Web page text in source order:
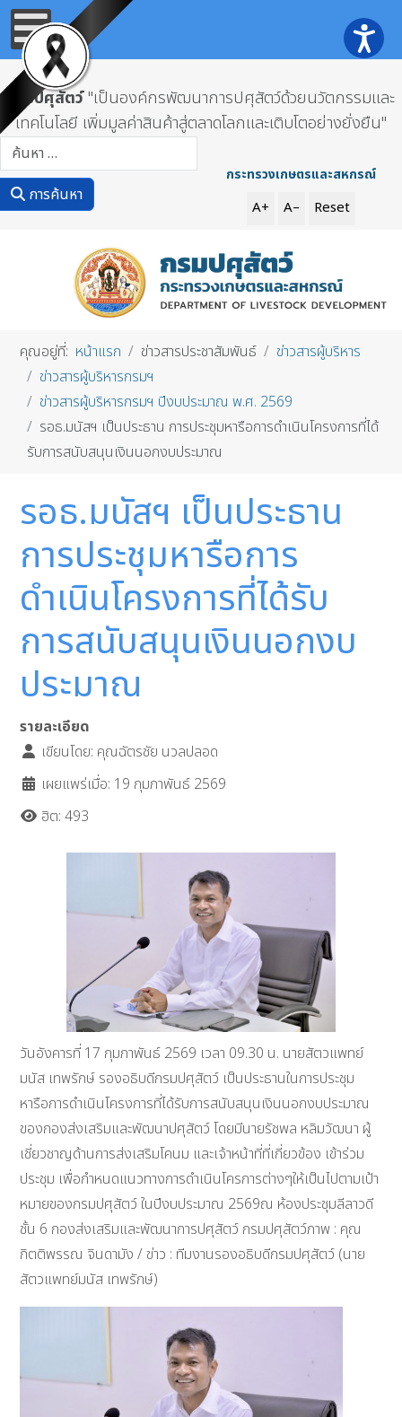
กรมปศุสัตว์"เป็นองค์กรพัฒนาการปศุสัตว์ด้วยนวัตกรรมและ
เทคโนโลยี เพิ่มมูลค่าสินค้าสู่ตลาดโลกและเติบโตอย่างยั่งยืน"
การค้นหา
กระทรวงเกษตรและสหกรณ์
A+ A– Reset
คุณอยู่ที่: หน้าแรก ข่าวสารประชาสัมพันธ์
ข่าวสารผู้บริหาร
ข่าวสารผู้บริหารกรมฯ
ข่าวสารผู้บริหารกรมฯ ปีงบประมาณ พ.ศ. 2569
รอธ.มนัสฯ เป็นประธาน การประชุมหารือการดำเนินโครงการที่ได้
รับการสนับสนุนเงินนอกงบประมาณ
รอธ.มนัสฯ เป็นประธาน
การประชุมหารือการ
ดำเนินโครงการที่ได้รับ
การสนับสนุนเงินนอกงบ
ประมาณ
รายละเอียด
เขียนโดย: คุณฉัตรชัย นวลปลอด
เผยแพร่เมื่อ: 19 กุมภาพันธ์ 2569
ฮิต: 493
วันอังคารที่ 17 กุมภาพันธ์ 2569 เวลา 09.30 น. นายสัตวแพทย์
มนัส เทพรักษ์ รองอธิบดีกรมปศุสัตว์ เป็นประธานในการประชุม
หารือการดำเนินโครงการที่ได้รับการสนับสนุนเงินนอกงบประมาณ
ของกองส่งเสริมและพัฒนาปศุสัตว์ โดยมีนายรัชพล หลิมวัฒนา ผู้
เชี่ยวชาญด้านการส่งเสริมโคนม และเจ้าหน้าที่ที่เกี่ยวข้อง เข้าร่วม
ประชุม เพื่อกำหนดแนวทางการดำเนินโครการต่างๆให้เป็นไปตามเป้า
หมายของกรมปศุสัตว์ ในปีงบประมาณ 2569ณ ห้องประชุมลีลาวดี
ชั้น 6 กองส่งเสริมและพัฒนาการปศุสัตว์ กรมปศุสัตว์ภาพ : คุณ
กิตติพรรณ จินดามัง / ข่าว : ทีมงานรองอธิบดีกรมปศุสัตว์ (นาย
สัตวแพทย์มนัส เทพรักษ์)